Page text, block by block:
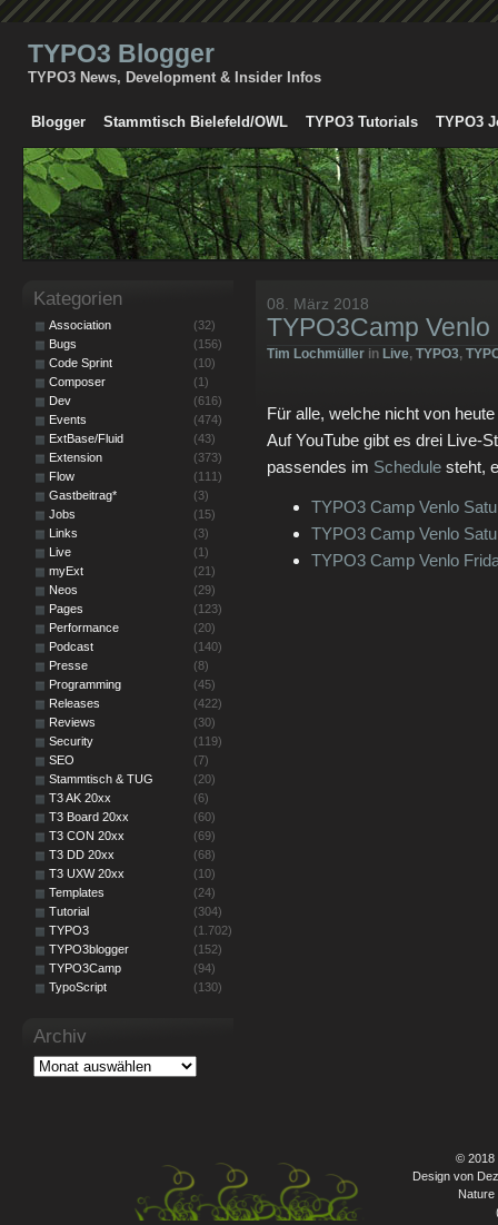
TYPO3 Blogger
TYPO3 News, Development & Insider Infos
Blogger Stammtisch Bielefeld/OWL TYPO3 Tutorials TYPO3
08. März 2018
TYPO3Camp
Tim Lochmüller in Live, TYPO3,
Für alle, welche nicht von
Auf YouTube gibt es drei Live-
passendes im Schedule steht,
TYPO3 Camp Venlo
TYPO3 Camp Venlo
TYPO3 Camp Venlo
Kategorien
Association
(32)
Bugs
(156)
Code Sprint
(10)
Composer
(1)
Dev
(616)
Events
(474)
ExtBase/Fluid
(43)
Extension
(373)
Flow
(111)
Gastbeitrag*
(3)
Jobs
(15)
Links
(3)
Live
(1)
myExt
(21)
Neos
(29)
Pages
(123)
Performance
(20)
Podcast
(140)
Presse
(8)
Programming
(45)
Releases
(422)
Reviews
(30)
Security
(119)
SEO
(7)
Stammtisch & TUG
(20)
T3 AK 20xx
(6)
T3 Board 20xx
(60)
T3 CON 20xx
(69)
T3 DD 20xx
(68)
T3 UXW 20xx
(10)
Templates
(24)
Tutorial
(304)
TYPO3
(1.702)
TYPO3blogger
(152)
TYPO3Camp
(94)
TypoScript
(130)
Archiv
© 2018
Design von
Nature